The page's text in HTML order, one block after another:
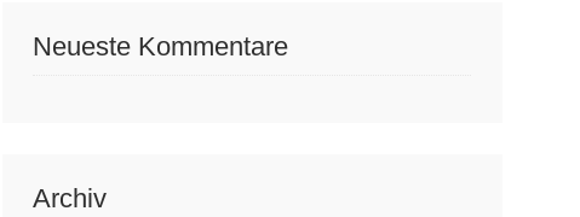
Neueste Kommentare
Archiv